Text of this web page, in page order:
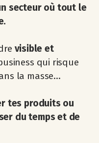
secteur où tout le
visible et
qui risque
la masse...
tes produits ou
du temps et de